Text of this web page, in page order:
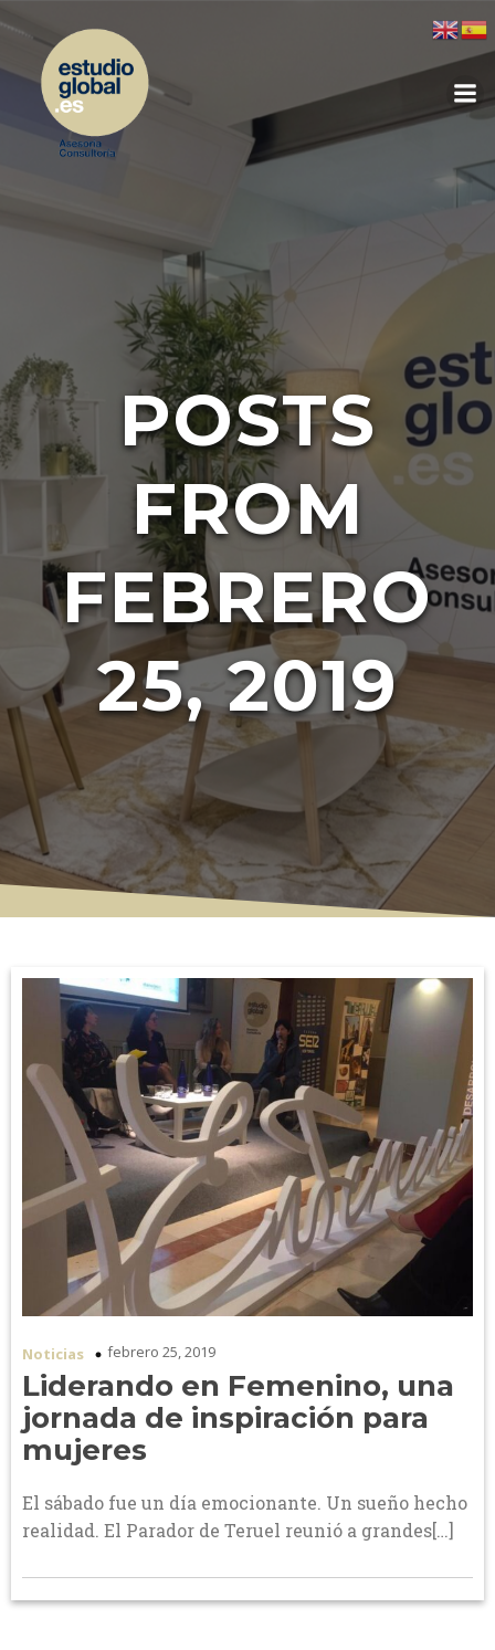
POSTS
FROM
FEBRERO
25, 2019
Noticias febrero 25, 2019
Liderando en Femenino, una
jornada de inspiración para
mujeres
El sábado fue un día emocionante. Un sueño hecho
realidad. El Parador de Teruel reunió a grandes[…]